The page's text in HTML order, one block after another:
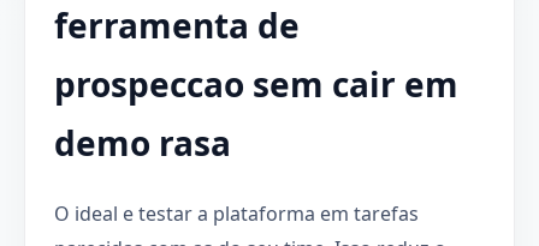
ferramenta de
prospeccao sem cair em
demo rasa
O ideal e testar a plataforma em tarefas